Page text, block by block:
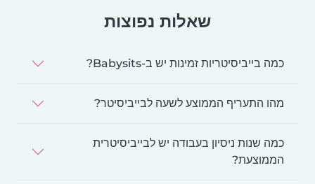
שאלות נפוצות
כמה בייביסיטריות זמינות יש ב-Babysits?
מהו התעריף הממוצע לשעה לבייביסיטר?
כמה שנות ניסיון בעבודה יש לבייביסיטרית
הממוצעת?